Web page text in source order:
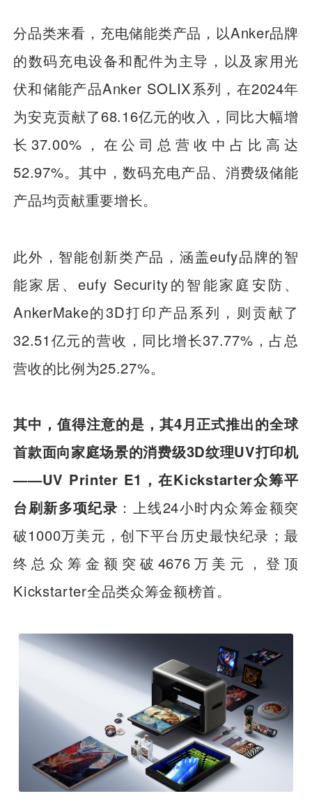
分品类来看，充电储能类产品，以Anker品牌
的数码充电设备和配件为主导，以及家用光
伏和储能产品Anker SOLIX系列，在2024年
为安克贡献了68.16亿元的收入，同比大幅增
长37.00%，在公司总营收中占比高达
52.97%。其中，数码充电产品、消费级储能
产品均贡献重要增长。
此外，智能创新类产品，涵盖eufy品牌的智
能家居、eufy Security的智能家庭安防、
AnkerMake的3D打印产品系列，则贡献了
32.51亿元的营收，同比增长37.77%，占总
营收的比例为25.27%。
其中，值得注意的是，其4月正式推出的全球
首款面向家庭场景的消费级3D纹理UV打印机
——UV Printer E1，在Kickstarter众筹平
台刷新多项纪录 ：上线24小时内众筹金额突
破1000万美元，创下平台历史最快纪录；最
终总众筹金额突破4676万美元，登顶
Kickstarter全品类众筹金额榜首。